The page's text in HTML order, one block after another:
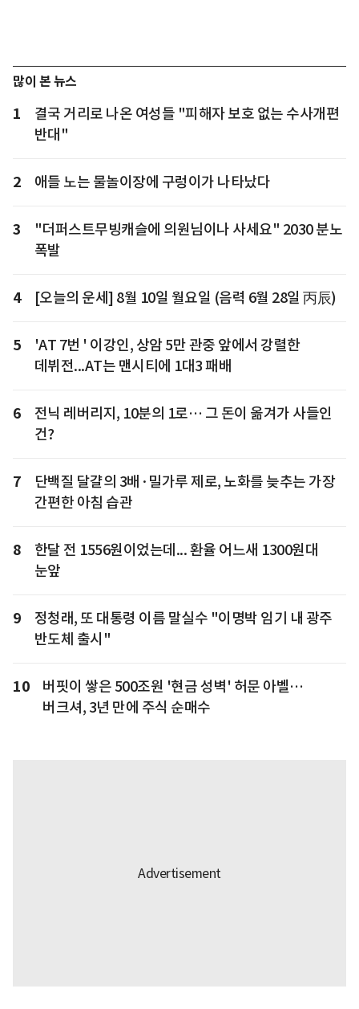
많이 본 뉴스
1
결국 거리로 나온 여성들 "피해자 보호 없는 수사개편
반대"
2 애들 노는 물놀이장에 구렁이가 나타났다
3
"더퍼스트무빙캐슬에 의원님이나 사세요" 2030 분노
폭발
4 [오늘의 운세] 8월 10일 월요일 (음력 6월 28일 丙辰)
5
'AT 7번 ' 이강인, 상암 5만 관중 앞에서 강렬한
데뷔전...AT는 맨시티에 1대3 패배
6
전닉 레버리지, 10분의 1로… 그 돈이 옮겨가 사들인
건?
7
단백질 달걀의 3배·밀가루 제로, 노화를 늦추는 가장
간편한 아침 습관
8
한달 전 1556원이었는데... 환율 어느새 1300원대
눈앞
9
정청래, 또 대통령 이름 말실수 "이명박 임기 내 광주
반도체 출시"
10
버핏이 쌓은 500조원 '현금 성벽' 허문 아벨…
버크셔, 3년 만에 주식 순매수